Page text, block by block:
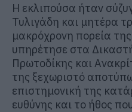
Η εκλιπούσα ήταν
Τυλιγάδη και μητέρα
μακρόχρονη πορεία
υπηρέτησε στα
Πρωτοδίκης και
της ξεχωριστό
επιστημονική της
ευθύνης και το ήθος